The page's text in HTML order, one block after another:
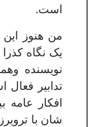
است.
من هنوز این
یک نگاه
نویسنده
تدابیر فعال
افکار عامه
شان با